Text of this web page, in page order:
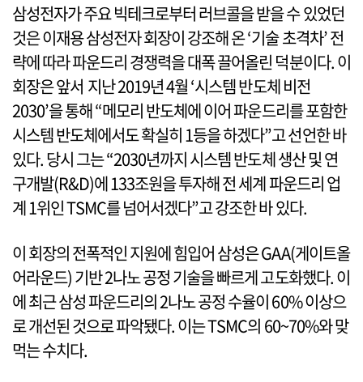
삼성전자가 주요 빅테크로부터 러브콜을 받을 수 있었던
것은 이재용 삼성전자 회장이 강조해 온 ‘기술 초격차’ 전
략에 따라 파운드리 경쟁력을 대폭 끌어올린 덕분이다. 이
회장은 앞서 지난 2019년 4월 ‘시스템 반도체 비전
2030’을 통해 “메모리 반도체에 이어 파운드리를 포함한
시스템 반도체에서도 확실히 1등을 하겠다”고 선언한 바
있다. 당시 그는 “2030년까지 시스템 반도체 생산 및 연
구개발(R&D)에 133조원을 투자해 전 세계 파운드리 업
계 1위인 TSMC를 넘어서겠다”고 강조한 바 있다.
이 회장의 전폭적인 지원에 힘입어 삼성은 GAA(게이트올
어라운드) 기반 2나노 공정 기술을 빠르게 고도화했다. 이
에 최근 삼성 파운드리의 2나노 공정 수율이 60% 이상으
로 개선된 것으로 파악됐다. 이는 TSMC의 60~70%와 맞
먹는 수치다.